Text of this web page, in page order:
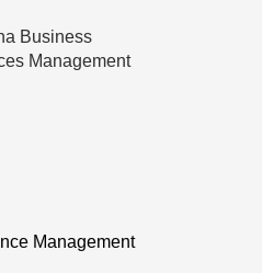
Business
Management
Management